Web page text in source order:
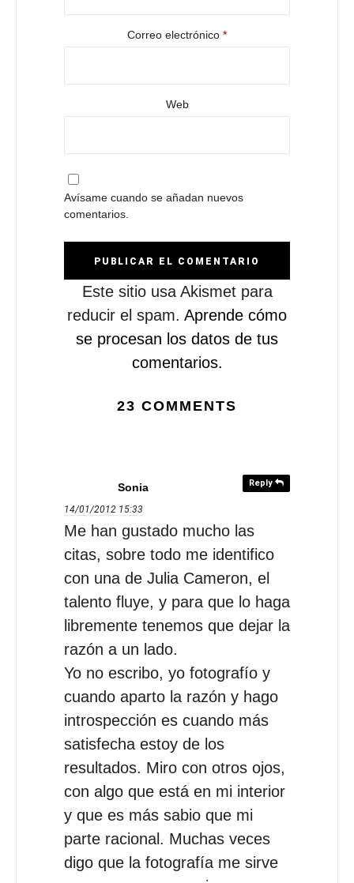
Correo electrónico *
Web
Avísame cuando se añadan nuevos
comentarios.
Este sitio usa Akismet para
reducir el spam. Aprende cómo
se procesan los datos de tus
comentarios.
23 COMMENTS
Reply
Sonia
14/01/2012 15:33
Me han gustado mucho las
citas, sobre todo me identifico
con una de Julia Cameron, el
talento fluye, y para que lo haga
libremente tenemos que dejar la
razón a un lado.
Yo no escribo, yo fotografío y
cuando aparto la razón y hago
introspección es cuando más
satisfecha estoy de los
resultados. Miro con otros ojos,
con algo que está en mi interior
y que es más sabio que mi
parte racional. Muchas veces
digo que la fotografía me sirve